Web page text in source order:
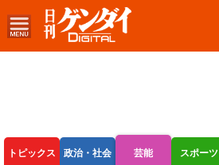
トピックス 政治・社会 芸能 スポーツ